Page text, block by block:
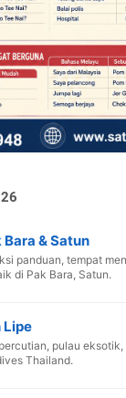
Bara & Satun
panduan, tempat
di Pak Bara, Satun.
Lipe
pulau
Thailand.